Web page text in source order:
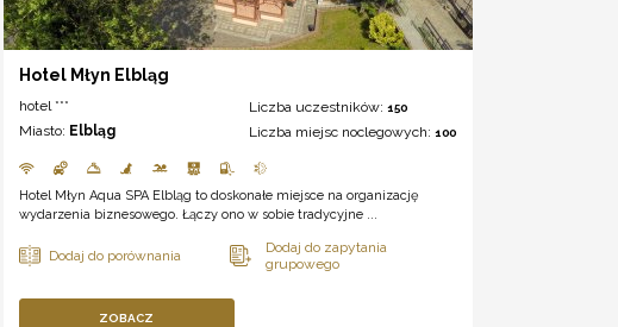
Hotel Młyn Elbląg
hotel ***
Miasto: Elbląg
Liczba uczestników: 150
Liczba miejsc noclegowych: 100
Hotel Młyn Aqua SPA Elbląg to doskonałe miejsce na organizację
wydarzenia biznesowego. Łączy ono w sobie tradycyjne ...
ZOBACZ